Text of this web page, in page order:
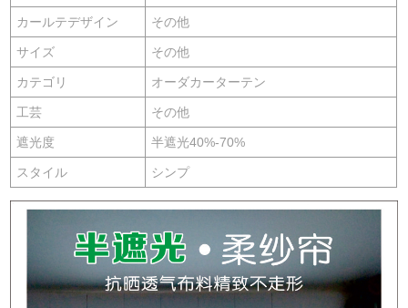
カールテデザイン その他
サイズ その他
カテゴリ オーダカーターテン
工芸 その他
遮光度 半遮光40%-70%
スタイル シンプ